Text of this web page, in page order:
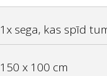
1x sega, kas spīd
150 x 100 cm